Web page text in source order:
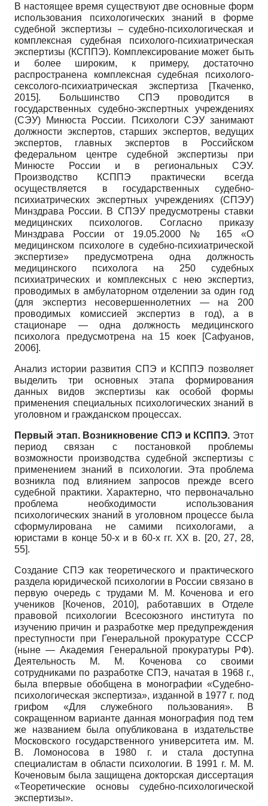
В настоящее время существуют две основные форм
использования психологических знаний в форме
судебной экспертизы – судебно-психологическая и
комплексная судебная психолого-психиатрическая
экспертизы (КСППЭ). Комплексирование может быть
и более широким, к примеру, достаточно
распространена комплексная судебная психолого-
сексолого-психиатрическая экспертиза
[Ткаченко,
2015]. Большинство СПЭ проводится в
государственных судебно-экспертных учреждениях
(СЭУ) Минюста России. Психологи СЭУ занимают
должности экспертов, старших экспертов, ведущих
экспертов, главных экспертов в Российском
федеральном центре судебной экспертизы при
Минюсте России и в региональных СЭУ.
Производство КСППЭ практически всегда
осуществляется в государственных судебно-
психиатрических экспертных учреждениях (СПЭУ)
Минздрава России. В СПЭУ предусмотрены ставки
медицинских психологов. Согласно приказу
Минздрава России от 19.05.2000 № 165 «О
медицинском психологе в судебно-психиатрической
экспертизе» предусмотрена одна должность
медицинского психолога на 250 судебных
психиатрических и комплексных с нею экспертиз,
проводимых в амбулаторном отделении за один год
(для экспертиз несовершеннолетних — на 200
проводимых комиссией экспертиз в год), а в
стационаре — одна должность медицинского
психолога предусмотрена на 15 коек
[Сафуанов,
2006].
Анализ истории развития СПЭ и КСППЭ позволяет
выделить три основных этапа формирования
данных видов экспертизы как особой формы
применения специальных психологических знаний в
уголовном и гражданском процессах.
Первый этап. Возникновение СПЭ и КСППЭ. Этот
период связан с постановкой проблемы
возможности производства судебной экспертизы с
применением знаний в психологии. Эта проблема
возникла под влиянием запросов прежде всего
судебной практики. Характерно, что первоначально
проблема необходимости использования
психологических знаний в уголовном процессе была
сформулирована не самими психологами, а
юристами в конце 50-х и в 60-х гг. XX в. [20, 27, 28,
55].
Создание СПЭ как теоретического и практического
раздела юридической психологии в России связано в
первую очередь с трудами М. М. Коченова и его
учеников
[Коченов, 2010], работавших в Отделе
правовой психологии Всесоюзного института по
изучению причин и разработке мер предупреждения
преступности при Генеральной прокуратуре СССР
(ныне — Академия Генеральной прокуратуры РФ).
Деятельность М. М. Коченова со своими
сотрудниками по разработке СПЭ, начатая в 1968 г.,
была впервые обобщена в монографии «Судебно-
психологическая экспертиза», изданной в 1977 г. под
грифом «Для служебного пользования». В
сокращенном варианте данная монография под тем
же названием была опубликована в издательстве
Московского государственного университета им. М.
В. Ломоносова в 1980 г. и стала доступна
специалистам в области психологии. В 1991 г. М. М.
Коченовым была защищена докторская диссертация
«Теоретические основы судебно-психологической
экспертизы».